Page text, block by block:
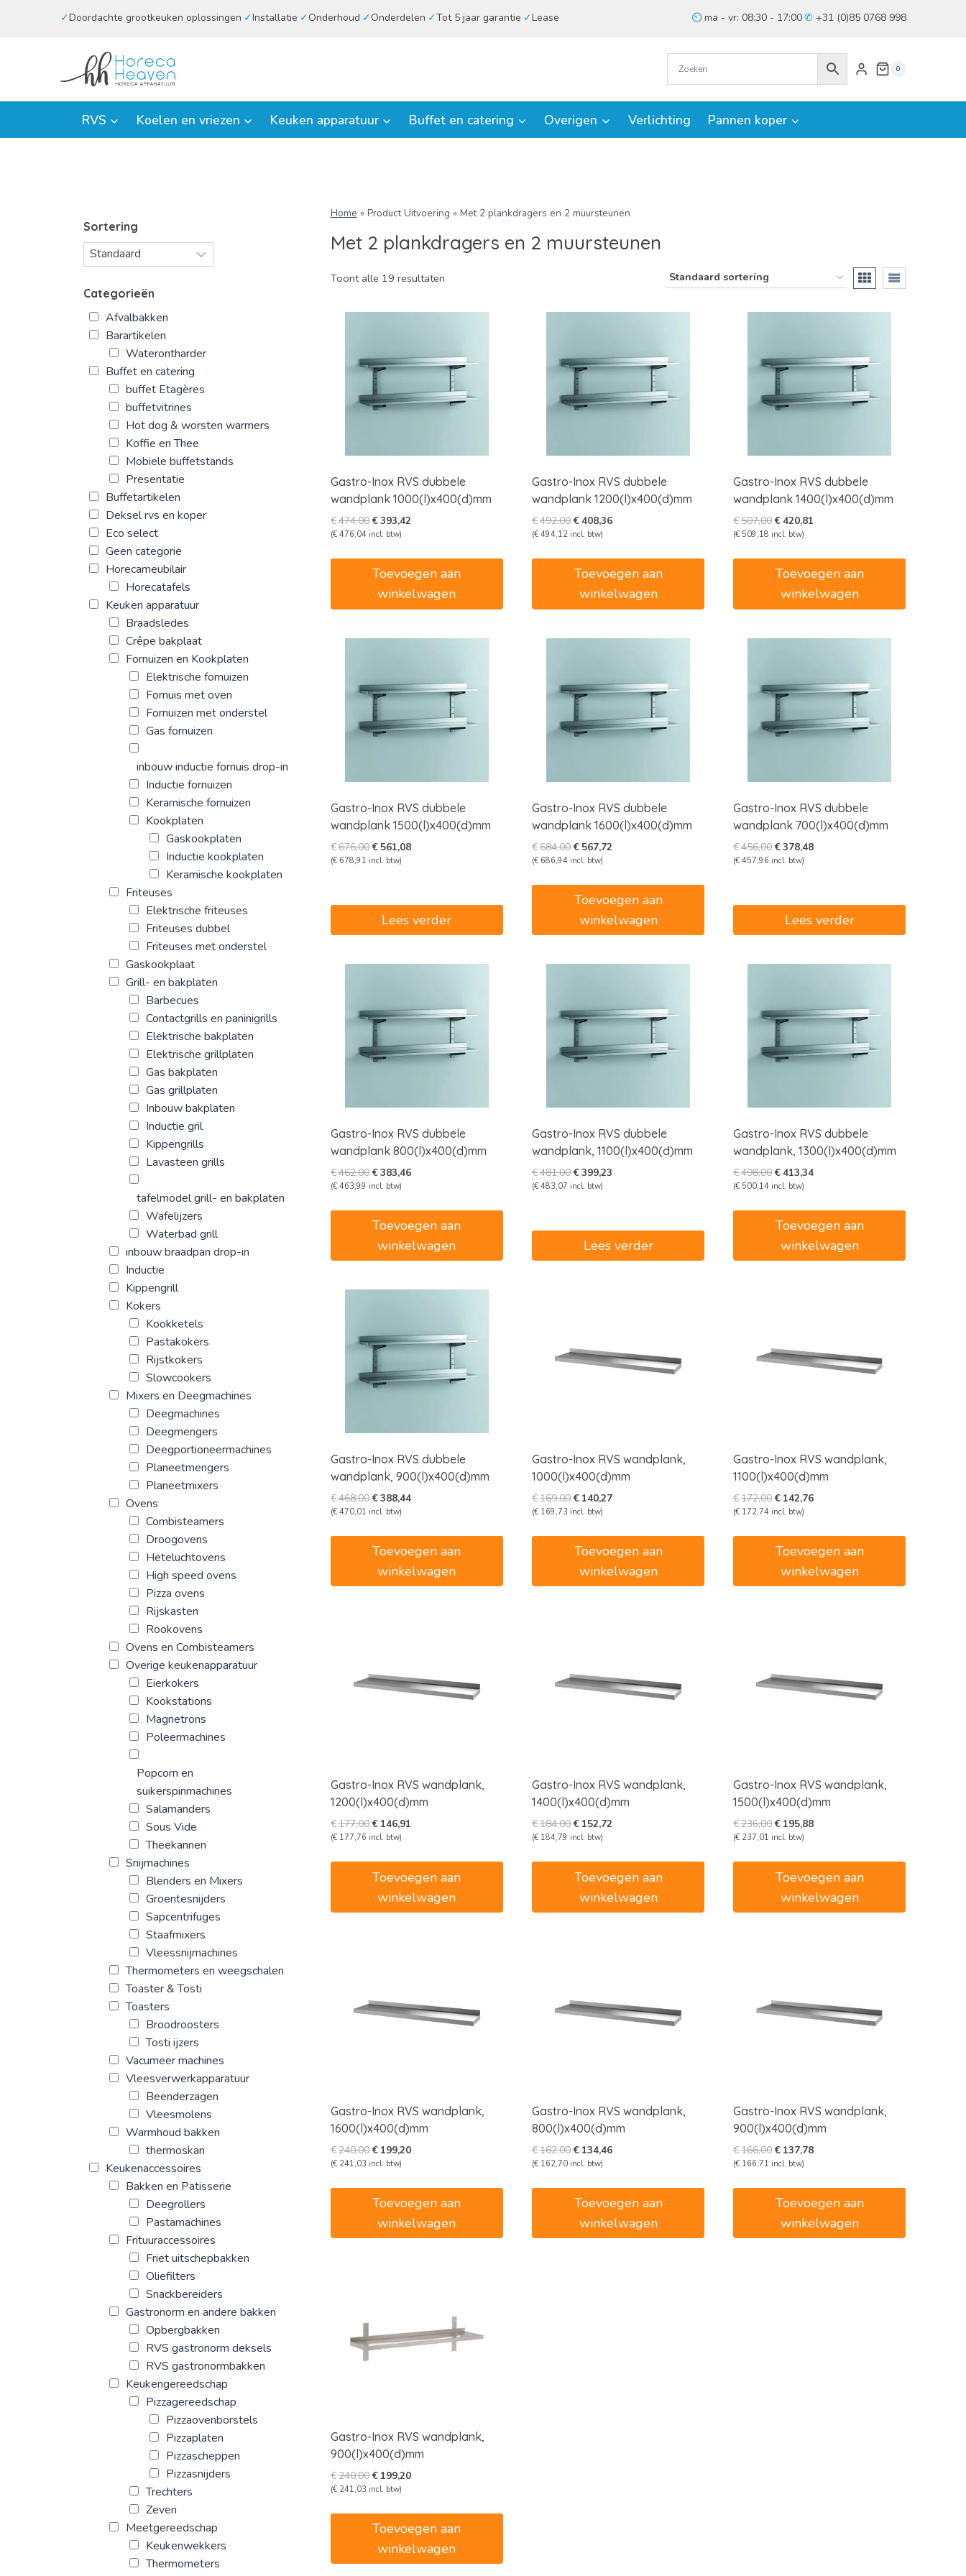
Doordachte grootkeuken oplossingen Installatie Onderhoud Onderdelen Tot 5 jaar garantie Lease ma - vr: 08:30 - 17:00 +31 (0)85 0768 998
0
RVS Koelen en vriezen Keuken apparatuur Buffet en catering Overigen Verlichting Pannen koper
Home » Product Uitvoering » Met 2 plankdragers en 2 muursteunen
Met 2 plankdragers en 2 muursteunen
Toont alle 19 resultaten
Gastro-Inox RVS dubbele
wandplank 1000(l)x400(d)mm
€474,00Oorspronkelijke
prijs
€474,00.
€393,42Huidige
(€ 476,04 incl. btw)
Toevoegen aan
winkelwagen
Gastro-Inox RVS dubbele
wandplank 1200(l)x400(d)mm
€492,00Oorspronkelijke
prijs
€492,00.
€408,36Huidige
(€ 494,12 incl. btw)
Toevoegen aan
winkelwagen
Gastro-Inox RVS dubbele
wandplank 1400(l)x400(d)mm
€507,00Oorspronkelijke
prijs
€507,00.
€420,81
(€ 509,18 incl. btw)
Toevoegen aan
winkelwagen
Gastro-Inox RVS dubbele
wandplank 1500(l)x400(d)mm
€676,00Oorspronkelijke
prijs
€ 561,08Huidige
(€ 678,91 incl. btw)
Lees verder
Gastro-Inox RVS dubbele
wandplank 1600(l)x400(d)mm
€684,00Oorspronkelijke
prijs
€ 567,72
(€ 686,94 incl. btw)
Toevoegen aan
winkelwagen
Gastro-Inox RVS dubbele
wandplank 700(l)x400(d)mm
€456,00Oorspronkelijke
prijs
€378,48Huidige
(€ 457,96 incl. btw)
Lees verder
Gastro-Inox RVS dubbele
wandplank 800(l)x400(d)mm
€462,00Oorspronkelijke
prijs
€462,00.
€383,46Huidige
(€ 463,99 incl. btw)
Toevoegen aan
winkelwagen
Gastro-Inox RVS dubbele
wandplank, 1100(l)x400(d)mm
€481,00Oorspronkelijke
prijs
€399,23
(€ 483,07 incl. btw)
Lees verder
Gastro-Inox RVS dubbele
wandplank, 1300(l)x400(d)mm
€498,00Oorspronkelijke
prijs
€498,00.
€413,34Huidige
(€ 500,14 incl. btw)
Toevoegen aan
winkelwagen
Gastro-Inox RVS dubbele
wandplank, 900(l)x400(d)mm
€468,00Oorspronkelijke
prijs
€468,00.
€388,44Huidige
(€ 470,01 incl. btw)
Toevoegen aan
winkelwagen
Gastro-Inox RVS wandplank,
1000(l)x400(d)mm
€169,00Oorspronkelijke
prijs
€169,00.
€ 140,27Huidige
(€ 169,73 incl. btw)
Toevoegen aan
winkelwagen
Gastro-Inox RVS wandplank,
1100(l)x400(d)mm
€172,00Oorspronkelijke
prijs
€172,00.
€ 142,76Huidige
(€ 172,74 incl. btw)
Toevoegen aan
winkelwagen
Gastro-Inox RVS wandplank,
1200(l)x400(d)mm
€177,00Oorspronkelijke
prijs
€ 146,91Huidige
(€ 177,76incl. btw)
Toevoegen aan
winkelwagen
Gastro-Inox RVS wandplank,
1400(l)x400(d)mm
€184,00Oorspronkelijke
prijs
€ 152,72
(€ 184,79 incl. btw)
Toevoegen aan
winkelwagen
Gastro-Inox RVS wandplank,
1500(l)x400(d)mm
€236,00Oorspronkelijke
prijs
€ 195,88Huidige
(€ 237,01 incl. btw)
Toevoegen aan
winkelwagen
Gastro-Inox RVS wandplank,
1600(l)x400(d)mm
€240,00Oorspronkelijke
prijs
€ 199,20Huidige
(€ 241,03 incl. btw)
Toevoegen aan
winkelwagen
Gastro-Inox RVS wandplank,
800(l)x400(d)mm
€162,00Oorspronkelijke
prijs
€ 134,46Huidige
(€ 162,70 incl. btw)
Toevoegen aan
winkelwagen
Gastro-Inox RVS wandplank,
900(l)x400(d)mm
€166,00Oorspronkelijke
prijs
€ 137,78Huidige
(€ 166,71 incl. btw)
Toevoegen aan
winkelwagen
Gastro-Inox RVS wandplank,
900(l)x400(d)mm
€240,00Oorspronkelijke
prijs
€240,00.
€ 199,20Huidige
(€ 241,03 incl. btw)
Toevoegen aan
winkelwagen
Sortering
Categorieën
Afvalbakken
Barartikelen
Waterontharder
Buffet en catering
buffet Etagères
buffetvitrines
Hot dog & worsten warmers
Koffie en Thee
Mobiele buffetstands
Presentatie
Buffetartikelen
Deksel rvs en koper
Eco select
Geen categorie
Horecameubilair
Horecatafels
Keuken apparatuur
Braadsledes
Crêpe bakplaat
Fornuizen en Kookplaten
Elektrische fornuizen
Fornuis met oven
Fornuizen met onderstel
Gas fornuizen
inbouw inductie fornuis drop-in
Inductie fornuizen
Keramische fornuizen
Kookplaten
Gaskookplaten
Inductie kookplaten
Keramische kookplaten
Friteuses
Elektrische friteuses
Friteuses dubbel
Friteuses met onderstel
Gaskookplaat
Grill- en bakplaten
Barbecues
Contactgrills en paninigrills
Elektrische bakplaten
Elektrische grillplaten
Gas bakplaten
Gas grillplaten
Inbouw bakplaten
Inductie gril
Kippengrills
Lavasteen grills
tafelmodel grill- en bakplaten
Wafelijzers
Waterbad grill
inbouw braadpan drop-in
Inductie
Kippengrill
Kokers
Kookketels
Pastakokers
Rijstkokers
Slowcookers
Mixers en Deegmachines
Deegmachines
Deegmengers
Deegportioneermachines
Planeetmengers
Planeetmixers
Ovens
Combisteamers
Droogovens
Heteluchtovens
High speed ovens
Pizza ovens
Rijskasten
Rookovens
Ovens en Combisteamers
Overige keukenapparatuur
Eierkokers
Kookstations
Magnetrons
Poleermachines
Popcorn en
suikerspinmachines
Salamanders
Sous Vide
Theekannen
Snijmachines
Blenders en Mixers
Groentesnijders
Sapcentrifuges
Staafmixers
Vleessnijmachines
Thermometers en weegschalen
Toaster & Tosti
Toasters
Broodroosters
Tosti ijzers
Vacumeer machines
Vleesverwerkapparatuur
Beenderzagen
Vleesmolens
Warmhoud bakken
thermoskan
Keukenaccessoires
Bakken en Patisserie
Deegrollers
Pastamachines
Frituuraccessoires
Friet uitschepbakken
Oliefilters
Snackbereiders
Gastronorm en andere bakken
Opbergbakken
RVS gastronorm deksels
RVS gastronormbakken
Keukengereedschap
Pizzagereedschap
Pizzaovenborstels
Pizzaplaten
Pizzascheppen
Pizzasnijders
Trechters
Zeven
Meetgereedschap
Keukenwekkers
Thermometers